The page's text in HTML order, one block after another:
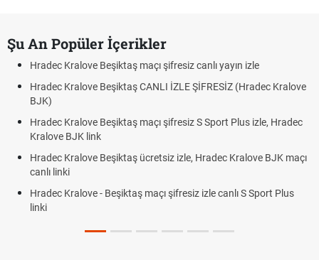
Şu An Popüler İçerikler
Hradec Kralove Beşiktaş maçı şifresiz canlı yayın izle
Hradec Kralove Beşiktaş CANLI İZLE ŞİFRESİZ (Hradec Kralove
BJK)
Hradec Kralove Beşiktaş maçı şifresiz S Sport Plus izle, Hradec
Kralove BJK link
Hradec Kralove Beşiktaş ücretsiz izle, Hradec Kralove BJK maçı
canlı linki
Hradec Kralove - Beşiktaş maçı şifresiz izle canlı S Sport Plus
linki